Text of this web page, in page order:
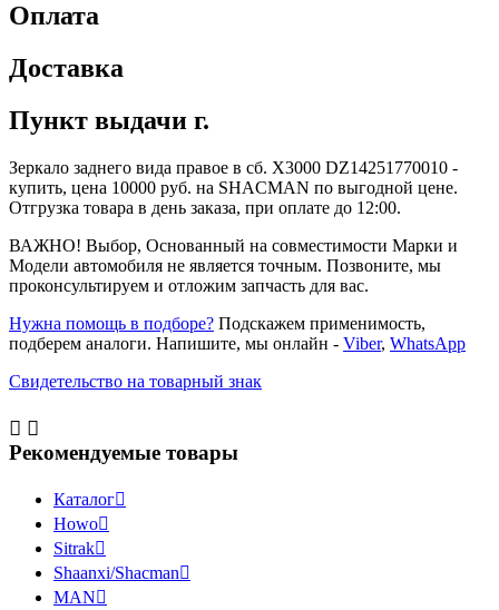
Оплата
Доставка
Пункт выдачи г.
Зеркало заднего вида правое в сб. X3000 DZ14251770010 -
купить, цена 10000 руб. на SHACMAN по выгодной цене.
Отгрузка товара в день заказа, при оплате до 12:00.
ВАЖНО! Выбор, Основанный на совместимости Марки и
Модели автомобиля не является точным. Позвоните, мы
проконсультируем и отложим запчасть для вас.
Нужна помощь в подборе? Подскажем применимость,
подберем аналоги. Напишите, мы онлайн - Viber, WhatsApp
Свидетельство на товарный знак
 
Рекомендуемые товары
Каталог
Howo
Sitrak
Shaanxi/Shacman
MAN